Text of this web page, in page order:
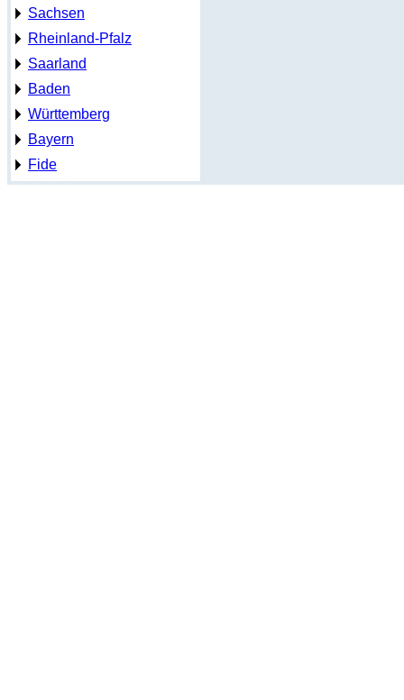
Sachsen
Rheinland-Pfalz
Saarland
Baden
Württemberg
Bayern
Fide